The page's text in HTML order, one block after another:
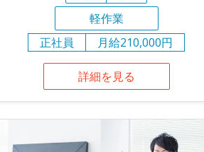
軽作業
正社員
月給210,000円
詳細を見る